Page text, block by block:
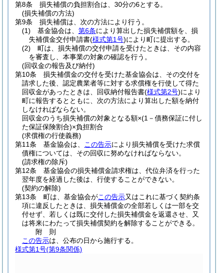
第8条
損失補償の負担割合は、30分の6とする。
(損失補償の方法)
第9条
損失補償は、次の方法により行う。
(1)
基金協会は、 第6条により算出した損失補償額を、損
失補償金交付申請書(様式第1号)により町に提出する。
(2)
町は、損失補償の交付申請を受けたときは、その内容
を審査し、本事業の対象の確認を行う。
(回収金の報告及び納付)
第10条
損失補償金の交付を受けた基金協会は、その交付を
請求した後、認定農業者等に対する求償権を行使して得た
回収金があったときは、回収納付報告書(様式第2号)により
町に報告するとともに、次の方法により算出した額を納付
しなければならない。
回収金のうち損失補償の対象となる額×(1－債務保証に付し
た保証保険割合)×負担割合
(求償権の行使義務)
第11条
基金協会は、 この告示により損失補償を受けた求償
債権については、その回収に努めなければならない。
(請求権の除斥)
第12条
基金協会の損失補償金請求権は、代位弁済を行った
翌年度を経過した後は、行使することができない。
(契約の解除)
第13条
町は、基金協会がこの告示又はこれに基づく契約条
項に違反したときは、損失補償金の全部若しくは一部を交
付せず、若しくは既に交付した損失補償金を返還させ、又
は将来にわたって損失補償契約を解除することができる。
附 則
この告示は、公布の日から施行する。
様式第1号(第9条関係)